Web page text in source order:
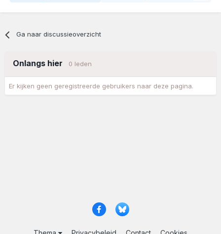
Ga naar discussieoverzicht
Onlangs hier 0 leden
Er kijken geen geregistreerde gebruikers naar deze pagina.